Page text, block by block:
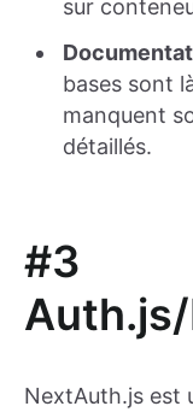
sur
bases sont
manquent
détaillés.
#3
NextAuth.js est